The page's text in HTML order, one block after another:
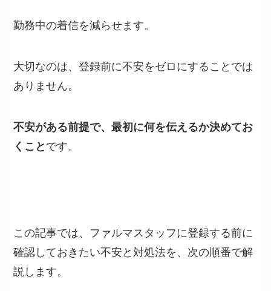
勤務中の着信を減らせます。
大切なのは、登録前に不安をゼロにすることでは
ありません。
不安がある前提で、最初に何を伝えるか決めてお
くこと です。
この記事では、ファルマスタッフに登録する前に
確認しておきたい不安と対処法を、次の順番で解
説します。